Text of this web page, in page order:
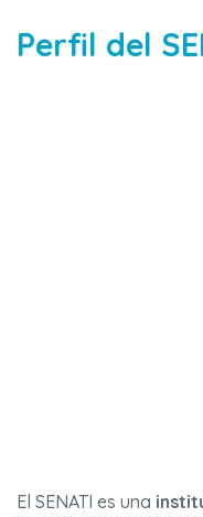
Perfil del
El SENATI es una